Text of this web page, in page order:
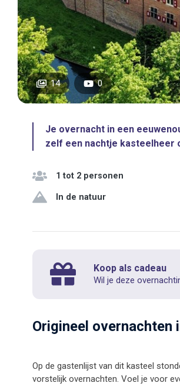
14 0
Je overnacht in een
zelf een nachtje kasteelheer
1 tot 2 personen
In de natuur
Koop als cadeau
Wil je deze
Origineel overnachten
Op de gastenlijst van dit kasteel
vorstelijk overnachten. Voel je voor